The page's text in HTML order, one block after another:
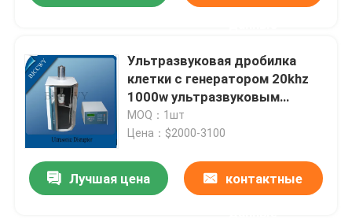
Ультразвуковая дробилка
клетки с генератором 20khz
1000w ультразвуковым
ядровым
MOQ：1шт
Цена：$2000-3100
Лучшая цена контактные